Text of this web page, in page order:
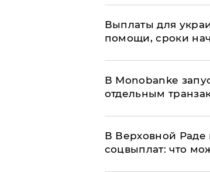
Выплаты для
помощи, сроки
В Мonobankе
отдельным
В Верховной Раде
соцвыплат: что